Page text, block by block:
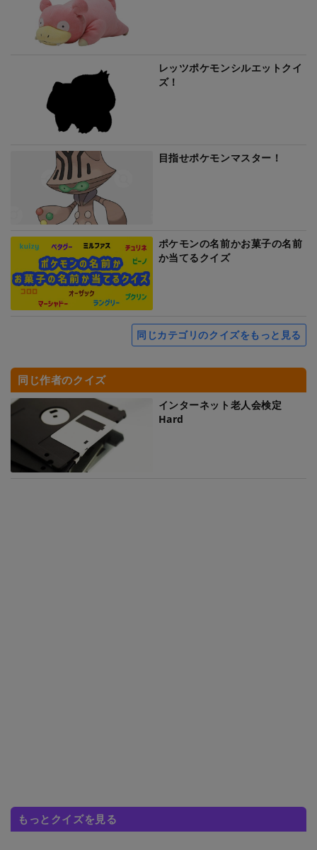
レッツポケモンシルエットクイ
ズ！
目指せポケモンマスター！
ポケモンの名前かお菓子の名前
か当てるクイズ
同じカテゴリのクイズをもっと見る
同じ作者のクイズ
インターネット老人会検定
Hard
もっとクイズを見る